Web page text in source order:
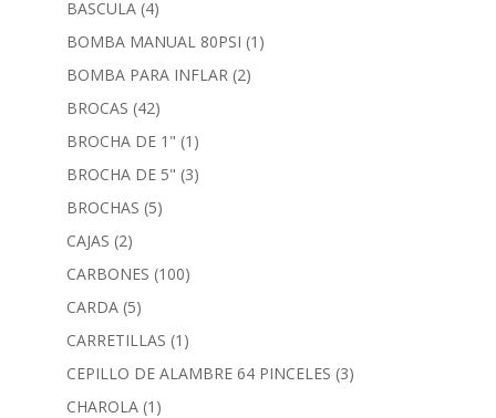
BASCULA (4)
BOMBA MANUAL 80PSI (1)
BOMBA PARA INFLAR (2)
BROCAS (42)
BROCHA DE 1" (1)
BROCHA DE 5" (3)
BROCHAS (5)
CAJAS (2)
CARBONES (100)
CARDA (5)
CARRETILLAS (1)
CEPILLO DE ALAMBRE 64 PINCELES (3)
CHAROLA (1)